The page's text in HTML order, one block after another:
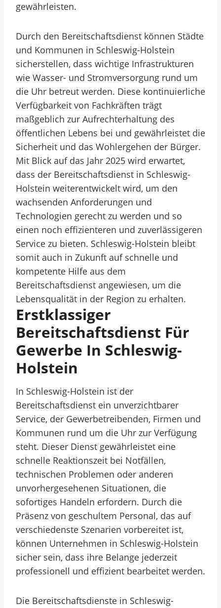
gewährleisten.
Durch den Bereitschaftsdienst können Städte
und Kommunen in Schleswig-Holstein
sicherstellen, dass wichtige Infrastrukturen
wie Wasser- und Stromversorgung rund um
die Uhr betreut werden. Diese kontinuierliche
Verfügbarkeit von Fachkräften trägt
maßgeblich zur Aufrechterhaltung des
öffentlichen Lebens bei und gewährleistet die
Sicherheit und das Wohlergehen der Bürger.
Mit Blick auf das Jahr 2025 wird erwartet,
dass der Bereitschaftsdienst in Schleswig-
Holstein weiterentwickelt wird, um den
wachsenden Anforderungen und
Technologien gerecht zu werden und so
einen noch effizienteren und zuverlässigeren
Service zu bieten. Schleswig-Holstein bleibt
somit auch in Zukunft auf schnelle und
kompetente Hilfe aus dem
Bereitschaftsdienst angewiesen, um die
Lebensqualität in der Region zu erhalten.
Erstklassiger
Bereitschaftsdienst Für
Gewerbe In Schleswig-
Holstein
In Schleswig-Holstein ist der
Bereitschaftsdienst ein unverzichtbarer
Service, der Gewerbetreibenden, Firmen und
Kommunen rund um die Uhr zur Verfügung
steht. Dieser Dienst gewährleistet eine
schnelle Reaktionszeit bei Notfällen,
technischen Problemen oder anderen
unvorhergesehenen Situationen, die
sofortiges Handeln erfordern. Durch die
Präsenz von geschultem Personal, das auf
verschiedenste Szenarien vorbereitet ist,
können Unternehmen in Schleswig-Holstein
sicher sein, dass ihre Belange jederzeit
professionell und effizient bearbeitet werden.
Die Bereitschaftsdienste in Schleswig-